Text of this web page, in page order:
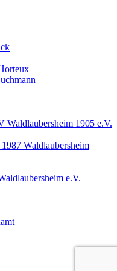
Waldlaubersheim 1905 e.V.
Waldlaubersheim
e.V.